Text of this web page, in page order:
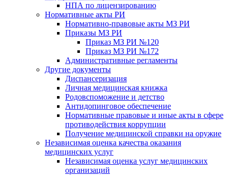
НПА по лицензированию
Нормативные акты РИ
Нормативно-правовые акты МЗ РИ
Приказы МЗ РИ
Приказ МЗ РИ №120
Приказ МЗ РИ №172
Административные регламенты
Другие документы
Диспансеризация
Личная медицинская книжка
Родовспоможение и детство
Антидопинговое обеспечение
Нормативные правовые и иные акты в сфере
противодействия коррупции
Получение медицинской справки на оружие
Независимая оценка качества оказания
медицинских услуг
Независимая оценка услуг медицинскиx
организаций